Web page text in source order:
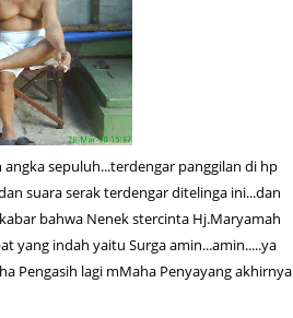
sepuluh...terdengar panggilan di hp
suara serak terdengar ditelinga ini...dan
bahwa Nenek stercinta Hj.Maryamah
yang indah yaitu Surga amin...amin.....ya
Pengasih lagi mMaha Penyayang akhirnya